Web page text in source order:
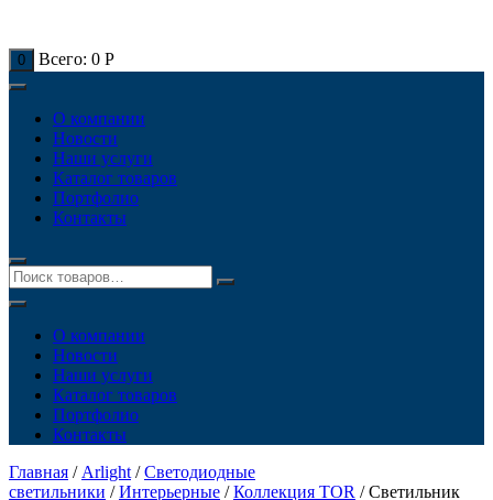
0 Всего: 0 Р
О компании
Новости
Наши услуги
Каталог товаров
Портфолио
Контакты
О компании
Новости
Наши услуги
Каталог товаров
Портфолио
Контакты
Главная / Arlight /Светодиодные
светильники /Интерьерные /Коллекция TOR / Светильник